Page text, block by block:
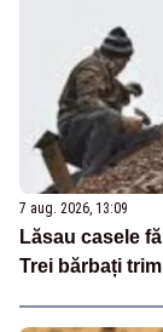
7 aug. 2026, 13:09
Lăsau casele
Trei bărbați